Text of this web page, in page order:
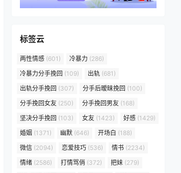
标签云
两性情感 (601) 冷暴力 (286)
冷暴力分手挽回 (109) 出轨 (681)
出轨分手挽回 (307) 分手后暧昧挽回 (100)
分手挽回女友 (250) 分手挽回男友 (168)
坚决分手挽回 (103) 女友 (1423) 好感 (1429)
婚姻 (1371) 幽默 (646) 开场白 (188)
微信 (2094) 恋爱技巧 (536) 情书 (2234)
情绪 (2586) 打情骂俏 (372) 把妹 (279)